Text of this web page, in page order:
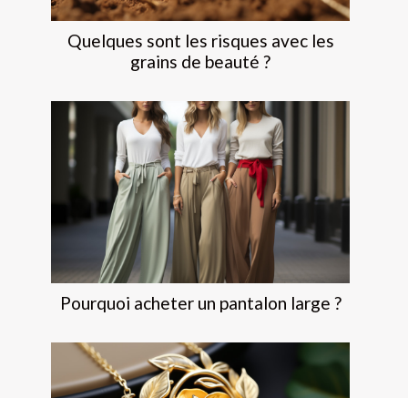
Quelques sont les risques avec les
grains de beauté ?
Pourquoi acheter un pantalon large ?